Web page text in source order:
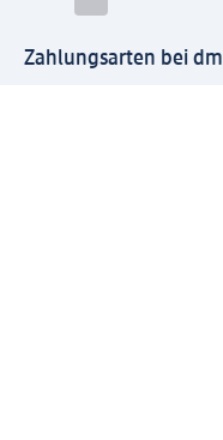
Zahlungsarten bei dm